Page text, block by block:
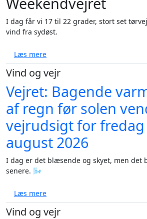
I dag får vi 17 til 22 grader, stort set
vind fra sydøst.
Læs mereom Solrig weekend med op
Vind og vejr
Vejret: Bagende
af regn før solen
vejrudsigt for fredag
august 2026
I dag er det blæsende og skyet, men det
senere. 🌬️
Læs mereom Vejret: Bagende varme
Vind og vejr